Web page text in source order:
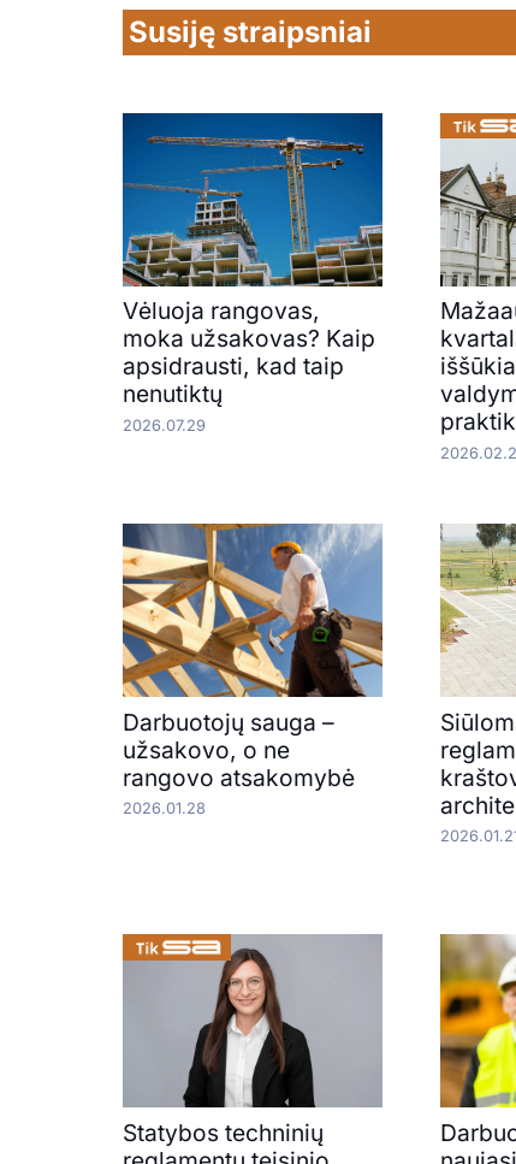
Susiję straipsniai
Vėluoja rangovas,
moka užsakovas? Kaip
apsidrausti, kad taip
nenutiktų
2026.07.29
Darbuotojų sauga –
užsakovo, o ne
rangovo atsakomybė
2026.01.28
Statybos techninių